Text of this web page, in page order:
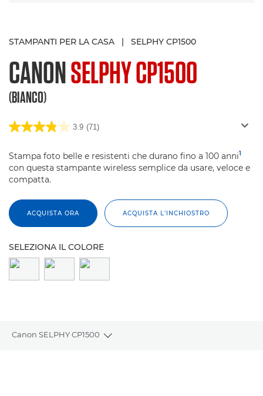
STAMPANTI PER LA CASA | SELPHY CP1500
CANONSELPHY CP1500
(BIANCO)
3.9 (71)
Stampa foto belle e resistenti che durano fino a 100 anni1
con questa stampante wireless semplice da usare, veloce e
compatta.
ACQUISTA ORA ACQUISTA L'INCHIOSTRO
SELEZIONA IL COLORE
Canon SELPHY CP1500
Toggle breadcrumbs